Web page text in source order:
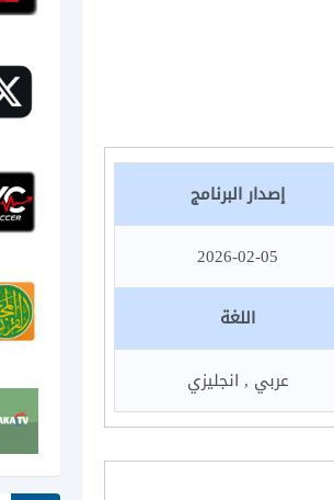
إصدار البرنامج
2026-02-05
اللغة
عربي , انجليزي